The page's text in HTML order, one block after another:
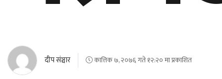
साहित्य
ग्लोबल
दीप संञ्चार कात्तिक ७, २०७६ गते १२:२० मा प्रकाशित